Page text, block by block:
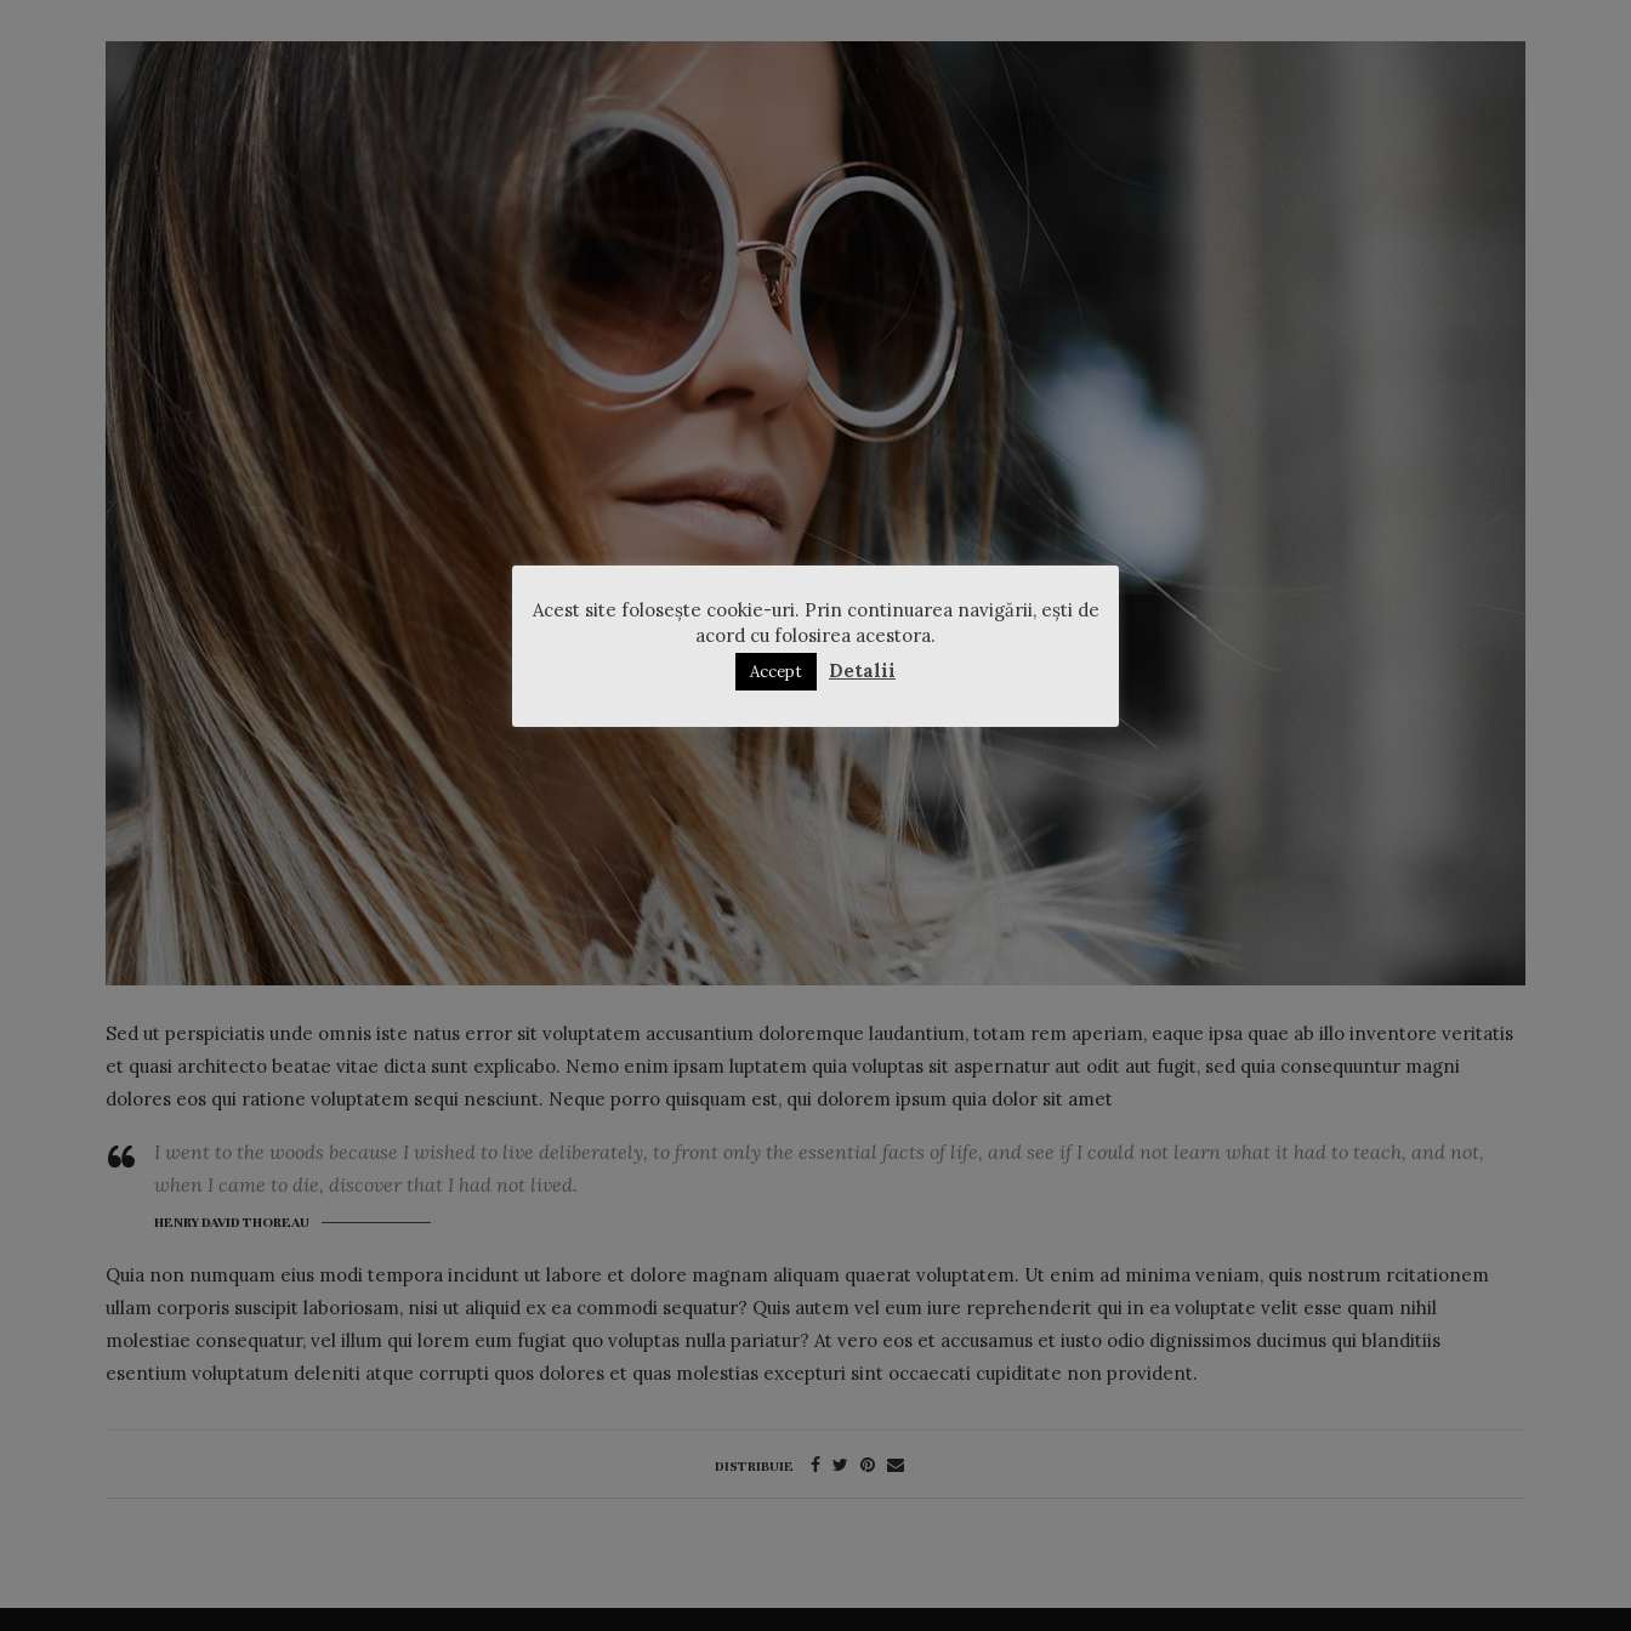
Sed ut perspiciatis unde omnis iste natus error sit voluptatem accusantium doloremque laudantium, totam rem aperiam, eaque ipsa quae ab illo inventore veritatis
et quasi architecto beatae vitae dicta sunt explicabo. Nemo enim ipsam luptatem quia voluptas sit aspernatur aut odit aut fugit, sed quia consequuntur magni
dolores eos qui ratione voluptatem sequi nesciunt. Neque porro quisquam est, qui dolorem ipsum quia dolor sit amet
I went to the woods because I wished to live deliberately, to front only the essential facts of life, and see if I could not learn what it had to teach, and not,
when I came to die, discover that I had not lived.
HENRY DAVID THOREAU
Quia non numquam eius modi tempora incidunt ut labore et dolore magnam aliquam quaerat voluptatem. Ut enim ad minima veniam, quis nostrum rcitationem
ullam corporis suscipit laboriosam, nisi ut aliquid ex ea commodi sequatur? Quis autem vel eum iure reprehenderit qui in ea voluptate velit esse quam nihil
molestiae consequatur, vel illum qui lorem eum fugiat quo voluptas nulla pariatur? At vero eos et accusamus et iusto odio dignissimos ducimus qui blanditiis
esentium voluptatum deleniti atque corrupti quos dolores et quas molestias excepturi sint occaecati cupiditate non provident.
DISTRIBUIE
Acest site folosește cookie-uri. Prin continuarea navigării, ești de
acord cu folosirea acestora.
Accept Detalii